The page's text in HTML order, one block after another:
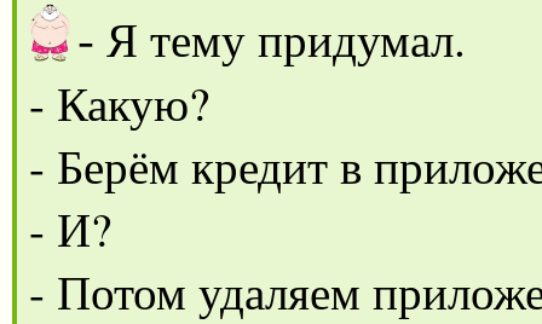
- Я тему придумал.
- Какую?
- Берём кредит в
- И?
- Потом удаляем